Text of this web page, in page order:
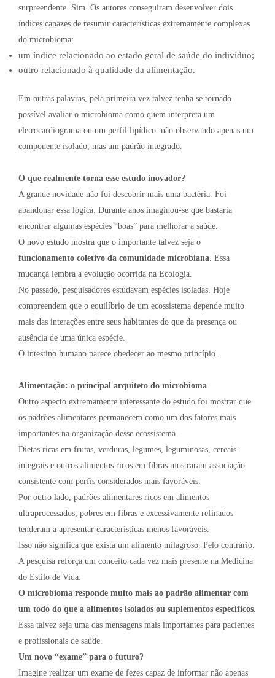
surpreendente. Sim. Os autores conseguiram desenvolver dois
índices capazes de resumir características extremamente complexas
do microbioma:
um índice relacionado ao estado geral de saúde do indivíduo;
outro relacionado à qualidade da alimentação.
Em outras palavras, pela primeira vez talvez tenha se tornado
possível avaliar o microbioma como quem interpreta um
eletrocardiograma ou um perfil lipídico: não observando apenas um
componente isolado, mas um padrão integrado.
O que realmente torna esse estudo inovador?
A grande novidade não foi descobrir mais uma bactéria. Foi
abandonar essa lógica. Durante anos imaginou-se que bastaria
encontrar algumas espécies “boas” para melhorar a saúde.
O novo estudo mostra que o importante talvez seja o
funcionamento coletivo da comunidade microbiana. Essa
mudança lembra a evolução ocorrida na Ecologia.
No passado, pesquisadores estudavam espécies isoladas. Hoje
compreendem que o equilíbrio de um ecossistema depende muito
mais das interações entre seus habitantes do que da presença ou
ausência de uma única espécie.
O intestino humano parece obedecer ao mesmo princípio.
Alimentação: o principal arquiteto do microbioma
Outro aspecto extremamente interessante do estudo foi mostrar que
os padrões alimentares permanecem como um dos fatores mais
importantes na organização desse ecossistema.
Dietas ricas em frutas, verduras, legumes, leguminosas, cereais
integrais e outros alimentos ricos em fibras mostraram associação
consistente com perfis considerados mais favoráveis.
Por outro lado, padrões alimentares ricos em alimentos
ultraprocessados, pobres em fibras e excessivamente refinados
tenderam a apresentar características menos favoráveis.
Isso não significa que exista um alimento milagroso. Pelo contrário.
A pesquisa reforça um conceito cada vez mais presente na Medicina
do Estilo de Vida:
O microbioma responde muito mais ao padrão alimentar com
um todo do que a alimentos isolados ou suplementos específicos.
Essa talvez seja uma das mensagens mais importantes para pacientes
e profissionais de saúde.
Um novo “exame” para o futuro?
Imagine realizar um exame de fezes capaz de informar não apenas